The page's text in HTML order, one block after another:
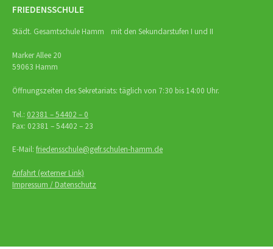
FRIEDENSSCHULE
Städt. Gesamtschule Hamm mit den Sekundarstufen I und II
Marker Allee 20
59063 Hamm
Öffnungszeiten des Sekretariats: täglich von 7:30 bis 14:00 Uhr.
Tel.: 02381 – 54402 – 0
Fax: 02381 – 54402 – 23
E-Mail: friedensschule@gefr.schulen-hamm.de
Anfahrt (externer Link)
Impressum / Datenschutz